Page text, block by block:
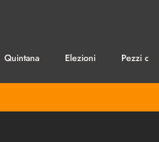
Quintana Elezioni Pezzi di